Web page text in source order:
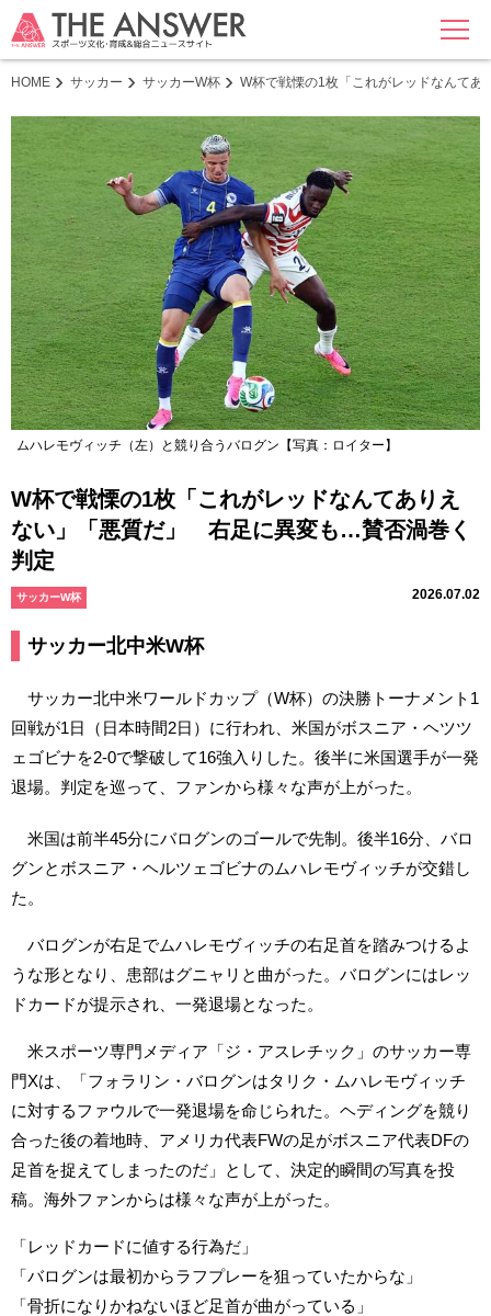
MENU
HOME サッカー サッカーW杯 W杯で戦慄の1枚「これがレッドなんて
ムハレモヴィッチ（左）と競り合うバログン【写真：ロイター】
W杯で戦慄の1枚「これがレッドなんてありえ
ない」「悪質だ」 右足に異変も…賛否渦巻く
判定
サッカーW杯 2026.07.02
サッカー北中米W杯
サッカー北中米ワールドカップ（W杯）の決勝トーナメント1
回戦が1日（日本時間2日）に行われ、米国がボスニア・ヘツツ
ェゴビナを2-0で撃破して16強入りした。後半に米国選手が一発
退場。判定を巡って、ファンから様々な声が上がった。
米国は前半45分にバログンのゴールで先制。後半16分、バロ
グンとボスニア・ヘルツェゴビナのムハレモヴィッチが交錯し
た。
バログンが右足でムハレモヴィッチの右足首を踏みつけるよ
うな形となり、患部はグニャリと曲がった。バログンにはレッ
ドカードが提示され、一発退場となった。
米スポーツ専門メディア「ジ・アスレチック」のサッカー専
門Xは、「フォラリン・バログンはタリク・ムハレモヴィッチ
に対するファウルで一発退場を命じられた。ヘディングを競り
合った後の着地時、アメリカ代表FWの足がボスニア代表DFの
足首を捉えてしまったのだ」として、決定的瞬間の写真を投
稿。海外ファンからは様々な声が上がった。
「レッドカードに値する行為だ」
「バログンは最初からラフプレーを狙っていたからな」
「骨折になりかねないほど足首が曲がっている」